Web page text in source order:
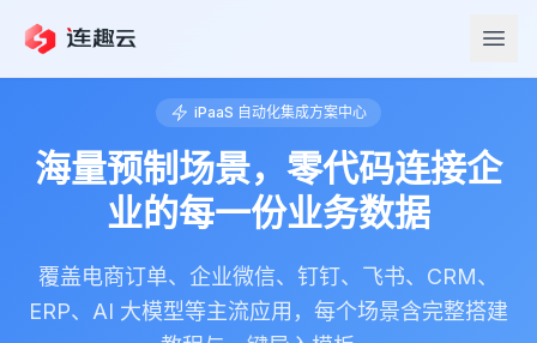
iPaaS 自动化集成方案中心
海量预制场景，零代码连接企
业的每一份业务数据
覆盖电商订单、企业微信、钉钉、飞书、CRM、
ERP、AI 大模型等主流应用，每个场景含完整搭建